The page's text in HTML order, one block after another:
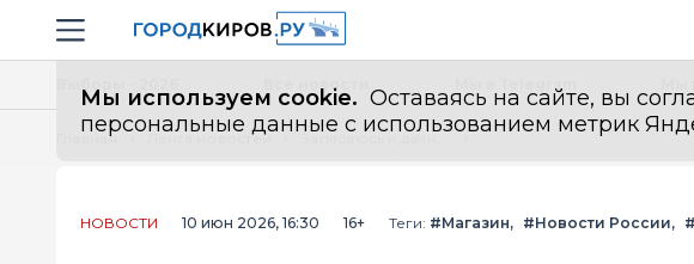
Навигация сайта
Мы используем cookie. Оставаясь на сайте, вы
персональные данные с использованием метрик
Все новости
Главная Лента новостей
НОВОСТИ 10 июн 2026, 16:30 16+ Теги: #Магазин #Новости России